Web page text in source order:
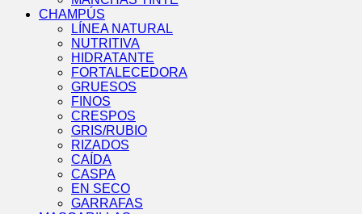
CHAMPÚS
LÍNEA NATURAL
NUTRITIVA
HIDRATANTE
FORTALECEDORA
GRUESOS
FINOS
CRESPOS
GRIS/RUBIO
RIZADOS
CAÍDA
CASPA
EN SECO
GARRAFAS